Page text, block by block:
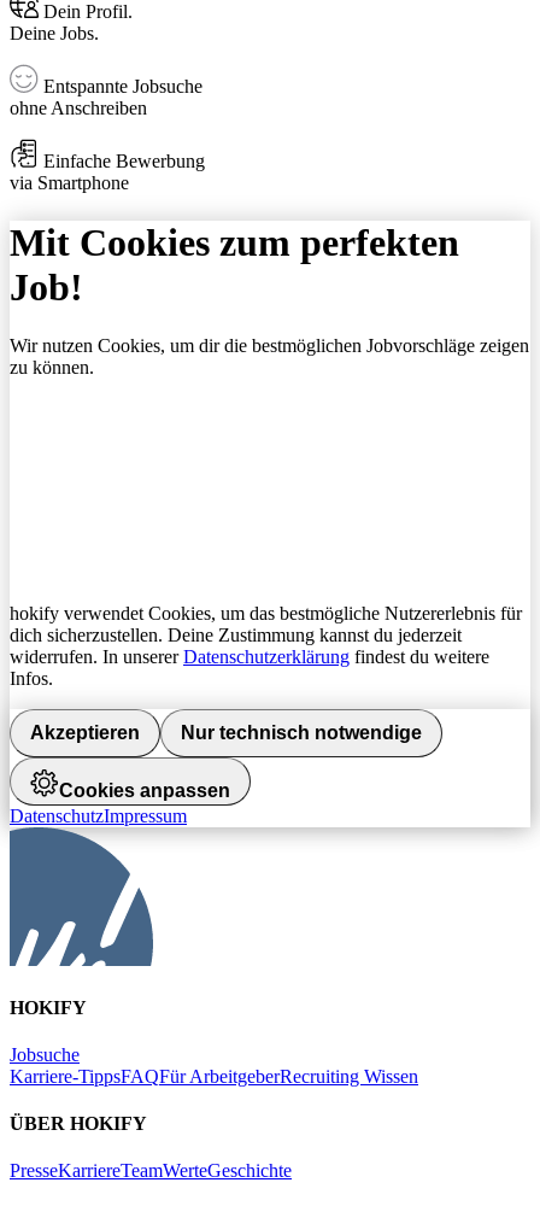
Dein Profil.
Deine Jobs.
Entspannte Jobsuche
ohne Anschreiben
Einfache Bewerbung
via Smartphone
Mit Cookies zum perfekten
Job!
Wir nutzen Cookies, um dir die bestmöglichen Jobvorschläge zeigen
zu können.
hokify verwendet Cookies, um das bestmögliche Nutzererlebnis für
dich sicherzustellen. Deine Zustimmung kannst du jederzeit
widerrufen. In unsererDatenschutzerklärung findest du weitere
Infos.
Akzeptieren Nur technisch notwendige
Cookies anpassen
DatenschutzImpressum
HOKIFY
Jobsuche
Karriere-TippsFAQFür ArbeitgeberRecruiting Wissen
ÜBER HOKIFY
PresseKarriereTeamWerteGeschichte